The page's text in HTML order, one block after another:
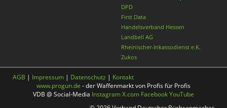
DPD
First Data
Handelsverband Hessen
Landbell AG
Rheinischer-Inkassodienst e.K.
Zukos
AGB | Impressum | Datenschutz | Kontakt
www.progun.de - der Waffenmarkt von Profis für Profis
VDB @ Social-Media InstagramX.com FacebookYouTube